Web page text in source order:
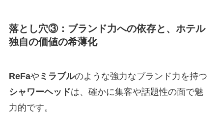
落とし穴③：ブランド力への依存と、ホテル
独自の価値の希薄化
ReFaや ミラブルのような強力なブランド力を持つ
シャワーヘッドは、確かに集客や話題性の面で魅
力的です。